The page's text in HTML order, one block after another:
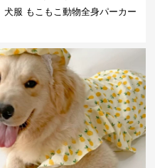
犬服 もこもこ動物全身パーカー